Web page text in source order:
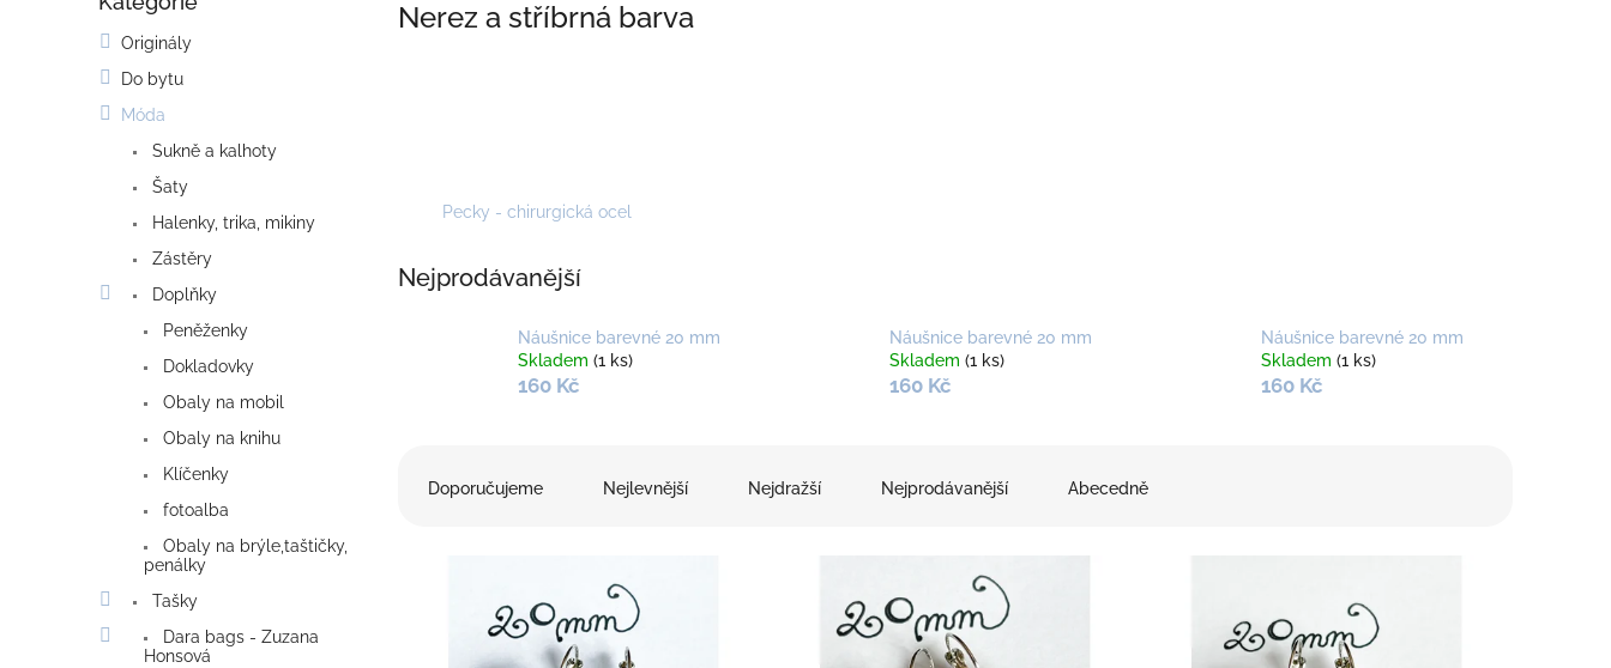
Originály
Do bytu
Móda
Sukně a kalhoty
Šaty
Halenky, trika, mikiny
Zástěry
Doplňky
Peněženky
Dokladovky
Obaly na mobil
Obaly na knihu
Klíčenky
fotoalba
Obaly na brýle,taštičky,
penálky
Tašky
Dara bags - Zuzana
Honsová
Nerez a stříbrná barva
Pecky - chirurgická ocel
Nejprodávanější
Náušnice barevné 20 mm
Skladem (1 ks)
160 Kč
Náušnice barevné 20 mm
Skladem (1 ks)
160 Kč
Náušnice barevné 20 mm
Skladem (1 ks)
160 Kč
Doporučujeme Nejlevnější Nejdražší Nejprodávanější Abecedně